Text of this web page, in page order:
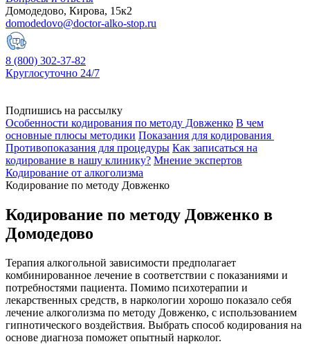
Домодедово, Кирова, 15к2
domodedovo@doctor-alko-stop.ru
8 (800) 302-37-82
Круглосуточно 24/7
Подпишись на рассылку
Особенности кодирования по методу Довженко В чем
основные плюсы методики Показания для кодирования
Противопоказания для процедуры Как записаться на
кодирование в нашу клинику? Мнение экспертов
Кодирование от алкоголизма
Кодирование по методу Довженко
Кодирование по методу Довженко в
Домодедово
Терапия алкогольной зависимости предполагает
комбинированное лечение в соответствии с показаниями и
потребностями пациента. Помимо психотерапии и
лекарственных средств, в наркологии хорошо показало себя
лечение алкоголизма по методу Довженко, с использованием
гипнотического воздействия. Выбрать способ кодирования на
основе диагноза поможет опытный нарколог.